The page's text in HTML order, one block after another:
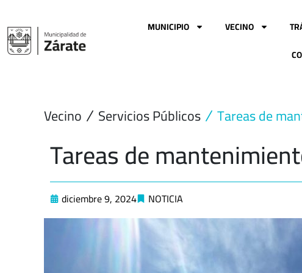
contenido
MUNICIPIO VECINO
Vecino Servicios Públicos Tareas de
Tareas de
diciembre 9, 2024 NOTICIA